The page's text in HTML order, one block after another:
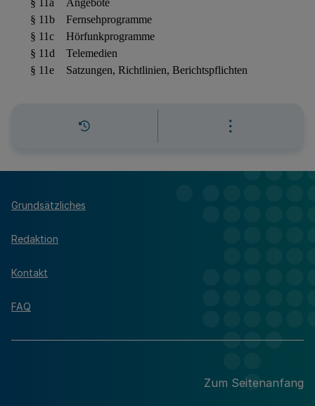
Grundsätzliches
Redaktion
Kontakt
FAQ
Zum Seitenanfang